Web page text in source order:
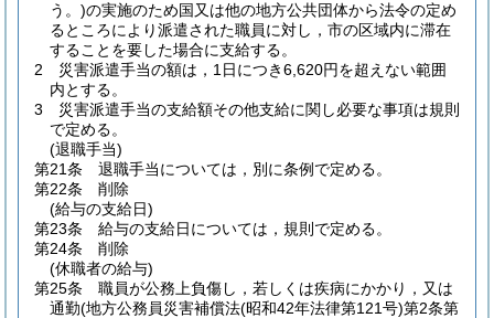
う。)の実施のため国又は他の地方公共団体から法令の定め
るところにより派遣された職員に対し，市の区域内に滞在
することを要した場合に支給する。
2
災害派遣手当の額は，1日につき6,620円を超えない範囲
内とする。
3
災害派遣手当の支給額その他支給に関し必要な事項は規則
で定める。
(退職手当)
第21条
退職手当については，別に条例で定める。
第22条
削除
(給与の支給日)
第23条
給与の支給日については，規則で定める。
第24条
削除
(休職者の給与)
第25条
職員が公務上負傷し，若しくは疾病にかかり，又は
通勤(地方公務員災害補償法(昭和42年法律第121号)第2条第